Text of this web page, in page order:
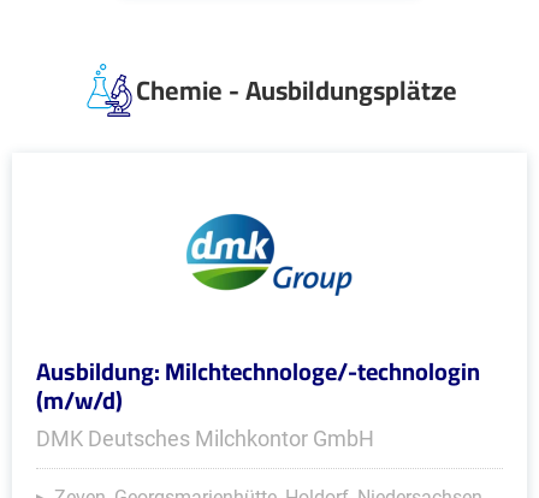
Chemie - Ausbildungsplätze
Ausbildung: Milchtechnologe/-technologin
(m/w/d)
DMK Deutsches Milchkontor GmbH